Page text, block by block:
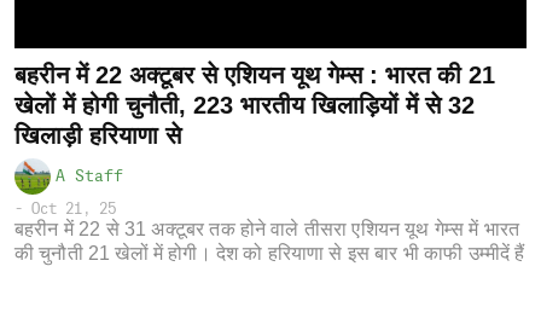
बहरीन में 22 अक्टूबर से एशियन यूथ गेम्स : भारत की 21
खेलों में होगी चुनौती, 223 भारतीय खिलाड़ियों में से 32
खिलाड़ी हरियाणा से
A Staff
- Oct 21, 25
बहरीन में 22 से 31 अक्टूबर तक होने वाले तीसरा एशियन यूथ गेम्स में भारत
की चुनौती 21 खेलों में होगी। देश को हरियाणा से इस बार भी काफी उम्मीदें हैं